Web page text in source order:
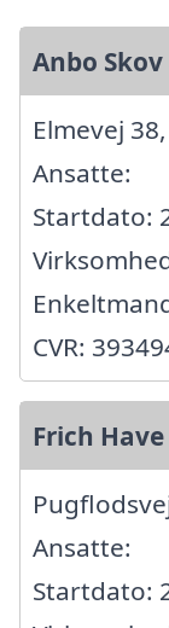
Anbo
Elmevej
Ansatte:
Startdato:
CVR:
Frich
Ansatte:
Startdato: